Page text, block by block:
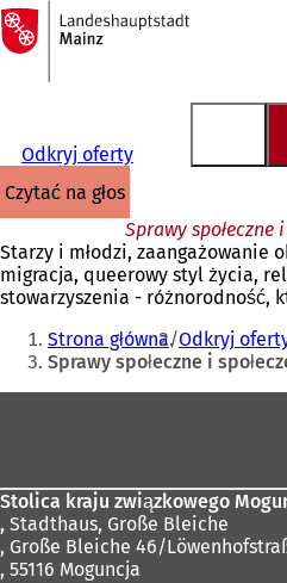
Przejdź do treści
Do
strony
głównej
Odkryj oferty
czytać na głos
Sprawy społeczne
Starzy i młodzi, zaangażowanie
migracja, queerowy styl życia,
stowarzyszenia - różnorodność,
Jesteś
tutaj:
Strona główna Odkryj
Sprawy społeczne i
Stolica kraju związkowego
, Stadthaus, Große Bleiche
, Große Bleiche 46/
, 55116 Moguncja